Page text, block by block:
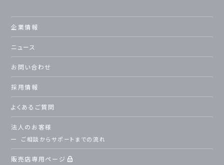
企業情報
ニュース
お問い合わせ
採用情報
よくあるご質問
法人のお客様
ご相談からサポートまでの流れ
販売店専用ページ